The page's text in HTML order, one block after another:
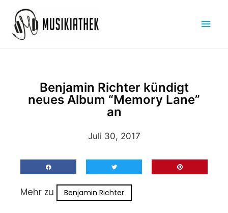
Inhalt
springen
Benjamin Richter kündigt
neues Album “Memory Lane”
an
Juli 30, 2017
Mehr zu Benjamin Richter